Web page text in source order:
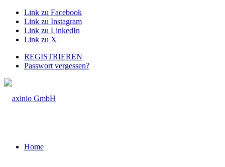
Link zu Facebook
Link zu Instagram
Link zu LinkedIn
Link zu X
REGISTRIEREN
Passwort vergessen?
Home